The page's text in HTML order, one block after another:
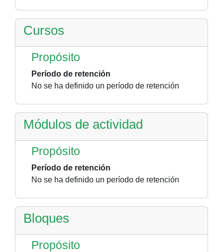
Cursos
Propósito
Período de retención
No se ha definido un período de retención
Módulos de actividad
Propósito
Período de retención
No se ha definido un período de retención
Bloques
Propósito